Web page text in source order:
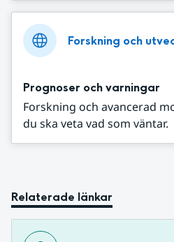
Forskning och
Prognoser och varningar
Forskning och avancerad
du ska veta vad som väntar.
Relaterade länkar